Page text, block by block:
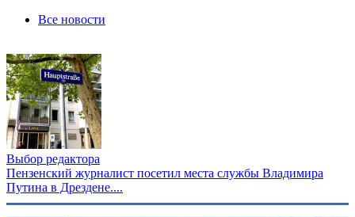
Все новости
Выбор редактора
Пензенский журналист посетил места службы Владимира
Путина в Дрездене....